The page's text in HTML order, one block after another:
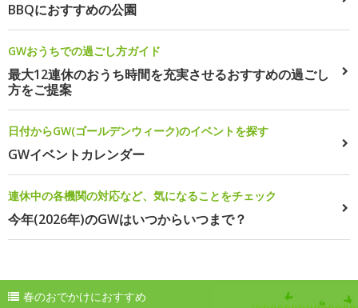
BBQにおすすめの公園
GWおうちでの過ごし方ガイド
最大12連休のおうち時間を充実させるおすすめの過ごし
方をご提案
日付からGW(ゴールデンウィーク)のイベントを探す
GWイベントカレンダー
連休中の各機関の対応など、気になることをチェック
今年(2026年)のGWはいつからいつまで？
春のおでかけにおすすめ